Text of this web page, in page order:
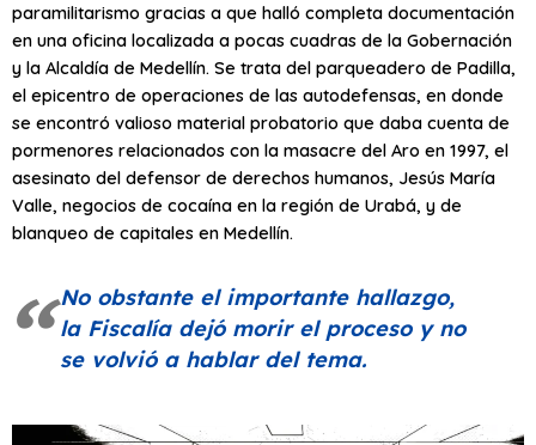
paramilitarismo gracias a que halló completa documentación
en una oficina localizada a pocas cuadras de la Gobernación
y la Alcaldía de Medellín. Se trata del parqueadero de Padilla,
el epicentro de operaciones de las autodefensas, en donde
se encontró valioso material probatorio que daba cuenta de
pormenores relacionados con la masacre del Aro en 1997, el
asesinato del defensor de derechos humanos, Jesús María
Valle, negocios de cocaína en la región de Urabá, y de
blanqueo de capitales en Medellín.
No obstante el importante hallazgo,
la Fiscalía dejó morir el proceso y no
se volvió a hablar del tema.